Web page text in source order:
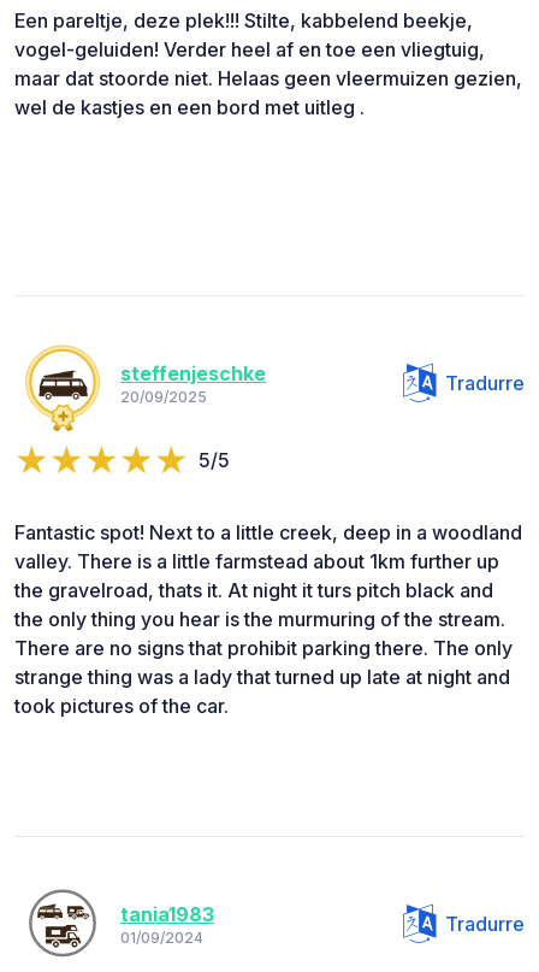
Een pareltje, deze plek!!! Stilte, kabbelend beekje,
vogel-geluiden! Verder heel af en toe een vliegtuig,
maar dat stoorde niet. Helaas geen vleermuizen gezien,
wel de kastjes en een bord met uitleg .
steffenjeschke
20/09/2025
Tradurre
5/5
Fantastic spot! Next to a little creek, deep in a woodland
valley. There is a little farmstead about 1km further up
the gravelroad, thats it. At night it turs pitch black and
the only thing you hear is the murmuring of the stream.
There are no signs that prohibit parking there. The only
strange thing was a lady that turned up late at night and
took pictures of the car.
tania1983
01/09/2024
Tradurre